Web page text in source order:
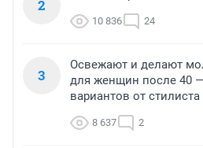
2
10 836 24
3
Освежают и делают
для женщин после 40
вариантов от стилиста
8 637 2